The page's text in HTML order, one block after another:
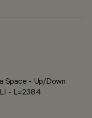
Space - Up/Down
- L=2384